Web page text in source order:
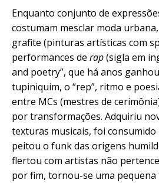
Enquanto conjunto de
costumam mesclar moda
grafite (pinturas artísticas com
performances de rap(sigla em
and poetry”, que há anos
tupiniquim, o “rep”, ritmo e
entre MCs (mestres de
por transformações. Adquiriu
texturas musicais, foi consumido
peitou o funk das origens
flertou com artistas não
por fim, tornou-se uma pequena